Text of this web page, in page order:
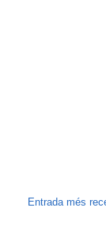
Entrada més